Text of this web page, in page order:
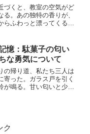
づくと、教室の空気がど
る。あの独特の香りが、
らふわっと漂ってくるの
ヨネーズの香りが教室い
。その香りを...
憶：駄菓子の匂い
な勇気について
の帰り道、私たち三人は
寄った。ガラス戸を引く
が鳴る。甘い匂いと少し
ク